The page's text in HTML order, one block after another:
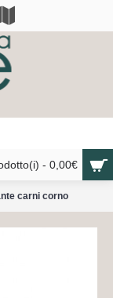
- 0,00€
carni corno